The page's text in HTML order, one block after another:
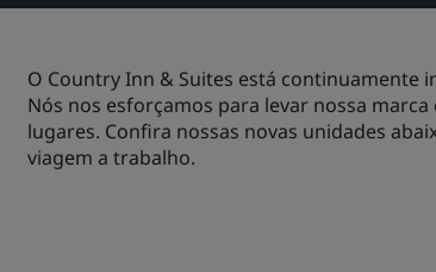
O Country Inn & Suites está continuamente
Nós nos esforçamos para levar nossa
lugares. Confira nossas novas unidades
viagem a trabalho.